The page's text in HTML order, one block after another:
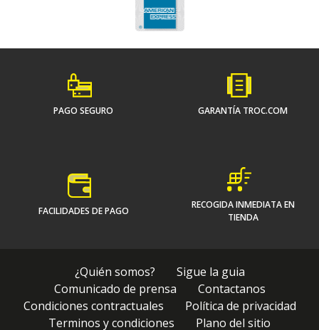
PAGO SEGURO GARANTÍA TROC.COM
FACILIDADES DE PAGO
RECOGIDA INMEDIATA EN
TIENDA
¿Quién somos?
Sigue la guia
Comunicado de prensa
Contactanos
Condiciones contractuales
Política de privacidad
Terminos y condiciones
Plano del sitio